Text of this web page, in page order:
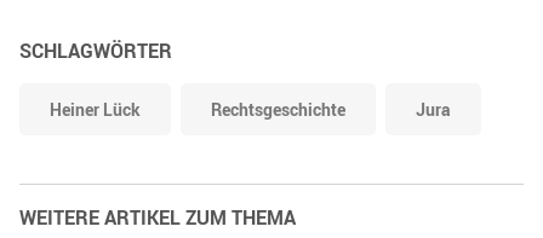
SCHLAGWÖRTER
Heiner Lück Rechtsgeschichte Jura
WEITERE ARTIKEL ZUM THEMA